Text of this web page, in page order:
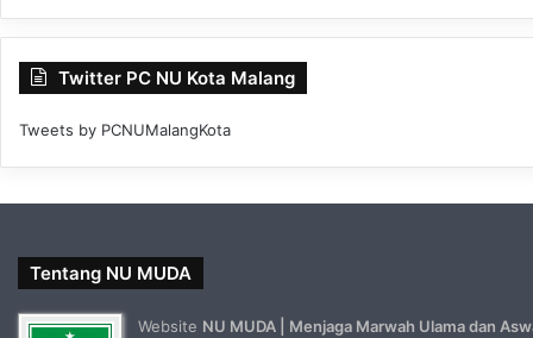
Twitter PC NU Kota Malang
Tweets by PCNUMalangKota
Tentang NU MUDA
Website NU MUDA | Menjaga Marwah Ulama dan